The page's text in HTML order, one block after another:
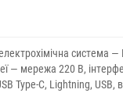
система —
— мережа 220 В,
Type-C, Lightning, USB,